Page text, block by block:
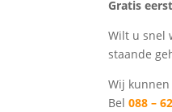
Gratis
Wilt u snel
staande
Wij
Bel088 –